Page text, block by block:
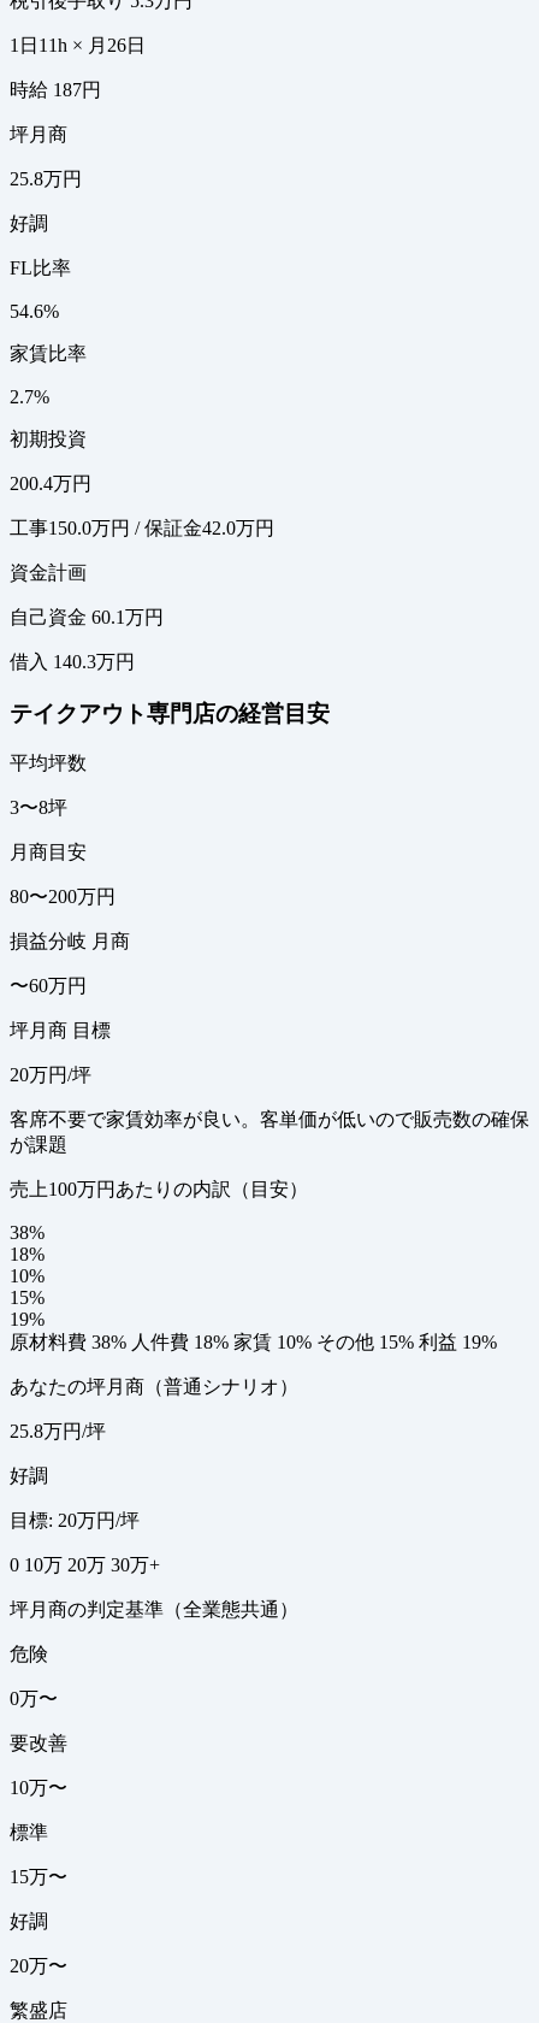
1日11h × 月26日
時給 187円
坪月商
25.8万円
好調
FL比率
54.6%
家賃比率
2.7%
初期投資
200.4万円
工事150.0万円 / 保証金42.0万円
資金計画
自己資金 60.1万円
借入 140.3万円
テイクアウト専門店の経営目安
平均坪数
3〜8坪
月商目安
80〜200万円
損益分岐 月商
〜60万円
坪月商 目標
20万円/坪
客席不要で家賃効率が良い。客単価が低いので販売数の確保
が課題
売上100万円あたりの内訳（目安）
38%
18%
10%
15%
19%
原材料費 38% 人件費 18% 家賃 10% その他 15% 利益 19%
あなたの坪月商（普通シナリオ）
25.8万円/坪
好調
目標: 20万円/坪
0 10万 20万 30万+
坪月商の判定基準（全業態共通）
危険
0万〜
要改善
10万〜
標準
15万〜
好調
20万〜
繁盛店